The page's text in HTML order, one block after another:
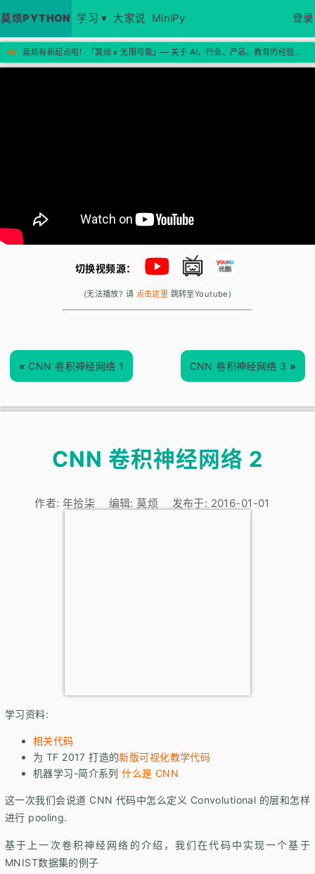
莫烦PYTHON 学习 ▾ 大家说 MiniPy 登录
📢 莫烦有新起点啦！「莫烦 x 无限可能」— 关于 AI、行业、产品、教育的经验思考，欢迎来新站看看 →
切换视频源：
(无法播放? 请 点击这里 跳转至Youtube)
« CNN 卷积神经网络 1 CNN 卷积神经网络 3 »
CNN 卷积神经网络 2
作者: 年拾柒 编辑:莫烦 发布于: 2016-01-01
学习资料:
相关代码
为 TF 2017 打造的新版可视化教学代码
机器学习-简介系列什么是 CNN
这一次我们会说道 CNN 代码中怎么定义 Convolutional 的层和怎样
进行 pooling.
基于上一次卷积神经网络的介绍，我们在代码中实现一个基于
MNIST数据集的例子